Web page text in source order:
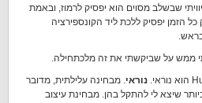
שבשלב מסוים הוא יפסיק לרמוז, ובאמת
הזמן יפסיק ללכת ליד הקונספירציה
ממש על שביקשתי את זה מלכתחילה.
נוראי. מבחינה עלילתית, מדובר
שיצא לי להתקל בהן. מבחינת עיצוב